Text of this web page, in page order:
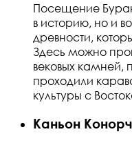
Посещение
в историю, но и
древности,
Здесь можно
вековых камней,
проходили
культуры с
Каньон